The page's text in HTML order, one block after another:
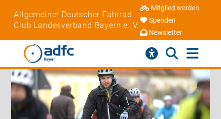
Allgemeiner Deutscher Fahrrad-
Club Landesverband Bayern e. V.
Mitglied werden
Spenden
Newsletter